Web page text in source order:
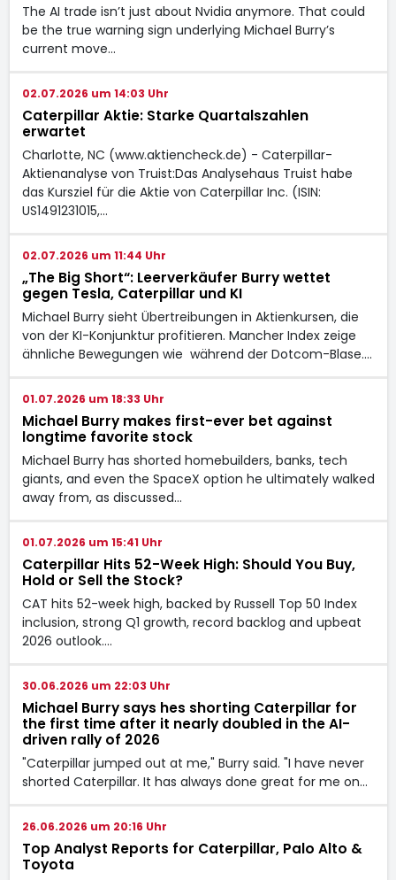
The AI trade isn’t just about Nvidia anymore. That could
be the true warning sign underlying Michael Burry’s
current move…
02.07.2026 um 14:03 Uhr
Caterpillar Aktie: Starke Quartalszahlen
erwartet
Charlotte, NC (www.aktiencheck.de) - Caterpillar-
Aktienanalyse von Truist:Das Analysehaus Truist habe
das Kursziel für die Aktie von Caterpillar Inc. (ISIN:
US1491231015,…
02.07.2026 um 11:44 Uhr
„The Big Short“: Leerverkäufer Burry wettet
gegen Tesla, Caterpillar und KI
Michael Burry sieht Übertreibungen in Aktienkursen, die
von der KI-Konjunktur profitieren. Mancher Index zeige
ähnliche Bewegungen wie während der Dotcom-Blase.…
01.07.2026 um 18:33 Uhr
Michael Burry makes first-ever bet against
longtime favorite stock
Michael Burry has shorted homebuilders, banks, tech
giants, and even the SpaceX option he ultimately walked
away from, as discussed…
01.07.2026 um 15:41 Uhr
Caterpillar Hits 52-Week High: Should You Buy,
Hold or Sell the Stock?
CAT hits 52-week high, backed by Russell Top 50 Index
inclusion, strong Q1 growth, record backlog and upbeat
2026 outlook.…
30.06.2026 um 22:03 Uhr
Michael Burry says hes shorting Caterpillar for
the first time after it nearly doubled in the AI-
driven rally of 2026
"Caterpillar jumped out at me," Burry said. "I have never
shorted Caterpillar. It has always done great for me on…
26.06.2026 um 20:16 Uhr
Top Analyst Reports for Caterpillar, Palo Alto &
Toyota